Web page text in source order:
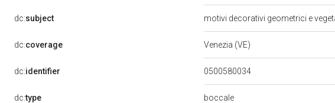
dc:subject motivi decorativi geometrici e
dc:coverage Venezia (VE)
dc:identifier 0500580034
dc:type boccale